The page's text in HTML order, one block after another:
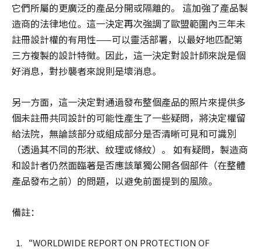
它們所屬的更廣泛的產品分開或隔離的。 這加強了產品製
造商的法律地位。這一決定再次強調了歐盟範圍內三年未
註冊設計權的有用性——可以靈活部署，以最好地匹配第
三方複製的設計特徵。因此，這一決定對設計師來說是個
好消息，對抄襲者來說則是壞消息。
另一方面，這一決定對通過發布整個產品的照片來提供多
個未註冊共同設計的可能性產生了一些疑問，將決定權留
給法院，無論該部分或組成部分是否清晰可見和可識別
（透過其不同的形狀、紋理或條紋）。 如有疑問，製造商
和設計者仍然面臨著是否應該單獨公開各個部件（在整體
產品發布之前）的問題，以避免前面提到的風險。
備註：
“WORLDWIDE REPORT ON PROTECTION OF